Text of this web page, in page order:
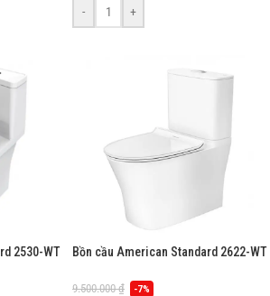
-
+
2530-WT
Bồn cầu American Standard 2622-WT
Signature
9.500.000₫ -7%